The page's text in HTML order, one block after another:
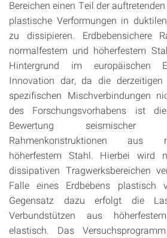
Bereichen einen Teil der
plastische Verformungen in
zu dissipieren. Erdbebensichere
normalfestem und höherfestem
Hintergrund im europäischen
Innovation dar, da die derzeitigen
spezifischen Mischverbindungen
des Forschungsvorhabens ist
Bewertung seismischer
Rahmenkonstruktionen aus
höherfestem Stahl. Hierbei wird
dissipativen Tragwerksbereichen
Falle eines Erdbebens plastisch
Gegensatz dazu erfolgt die
Verbundstützen aus
elastisch. Das